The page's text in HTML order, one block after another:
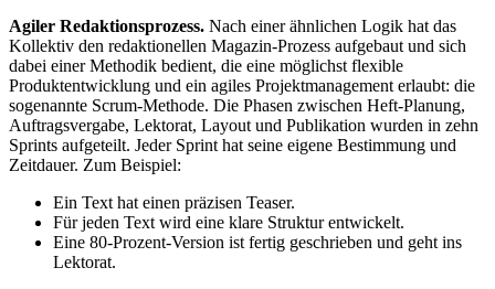
Agiler Redaktionsprozess. Nach einer ähnlichen Logik hat das
Kollektiv den redaktionellen Magazin-Prozess aufgebaut und sich
dabei einer Methodik bedient, die eine möglichst flexible
Produktentwicklung und ein agiles Projektmanagement erlaubt: die
sogenannte Scrum-Methode. Die Phasen zwischen Heft-Planung,
Auftragsvergabe, Lektorat, Layout und Publikation wurden in zehn
Sprints aufgeteilt. Jeder Sprint hat seine eigene Bestimmung und
Zeitdauer. Zum Beispiel:
Ein Text hat einen präzisen Teaser.
Für jeden Text wird eine klare Struktur entwickelt.
Eine 80-Prozent-Version ist fertig geschrieben und geht ins
Lektorat.